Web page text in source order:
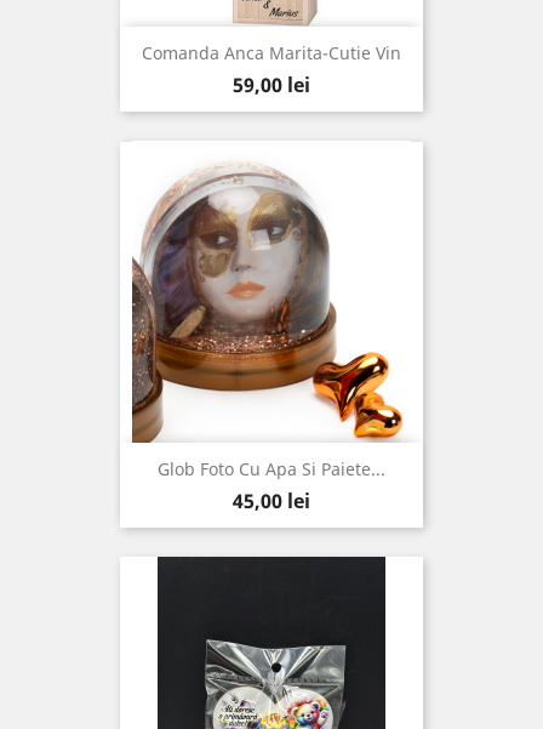
Comanda Anca Marita-Cutie Vin
Pret
59,00 lei
Glob Foto Cu Apa Si Paiete...
Pret
45,00 lei